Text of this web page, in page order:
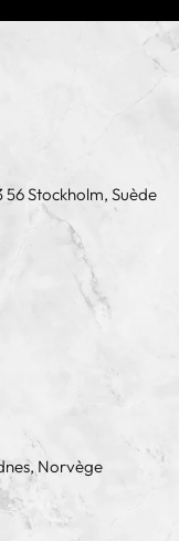
56 Stockholm, Suède
Norvège